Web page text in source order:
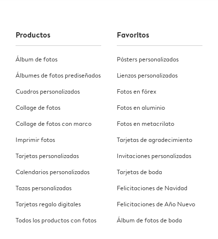
Productos
Álbum de fotos
Álbumes de fotos prediseñados
Cuadros personalizados
Collage de fotos
Collage de fotos con marco
Imprimir fotos
Tarjetas personalizadas
Calendarios personalizados
Tazas personalizadas
Tarjetas regalo digitales
Todos los productos con fotos
Favoritos
Pósters personalizados
Lienzos personalizados
Fotos en fórex
Fotos en aluminio
Fotos en metacrilato
Tarjetas de agradecimiento
Invitaciones personalizadas
Tarjetas de boda
Felicitaciones de Navidad
Felicitaciones de Año Nuevo
Álbum de fotos de boda